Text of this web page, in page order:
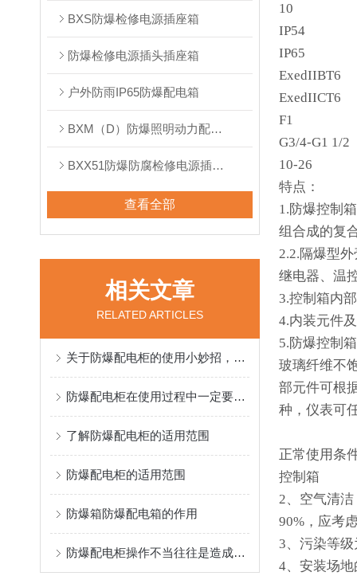
BXS防爆检修电源插座箱
防爆检修电源插头插座箱
户外防雨IP65防爆配电箱
BXM（D）防爆照明动力配电箱
BXX51防爆防腐检修电源插座箱
查看全部
相关文章
RELATED ARTICLES
关于防爆配电柜的使用小妙招，快来看看
防爆配电柜在使用过程中一定要做好它的维护保养工作
了解防爆配电柜的适用范围
防爆配电柜的适用范围
防爆箱防爆配电箱的作用
防爆配电柜操作不当往往是造成配电箱事故的主要原因
10
IP54
IP65
ExedIIBT6
ExedIICT6
F1
G3/4-G1 1/2
10-26
特点：
1.防爆控制
组合成的
2.2.隔爆型
继电器、温
3.控制箱内
4.内装元件
5.防爆控制
玻璃纤维不
部元件可根
种，仪表可
正常使用条
控制箱
2、空气清
90%，应考
3、污染等
4、安装场